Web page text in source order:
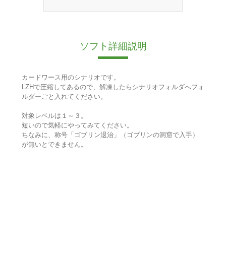
ソフト詳細説明
カードワース用のシナリオです。
LZHで圧縮してあるので、解凍したらシナリオフォルダへフォ
ルダーごと入れてください。
対象レベルは１～３。
短いので気軽にやってみてください。
ちなみに、称号「ゴブリン退治」（ゴブリンの洞窟で入手）
が無いとできません。